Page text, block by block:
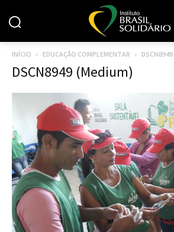
INÍCIO EDUCAÇÃO COMPLEMENTAR
DSCN8949 (Medium)